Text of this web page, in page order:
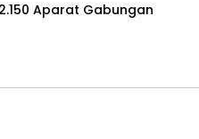
Aparat Gabungan